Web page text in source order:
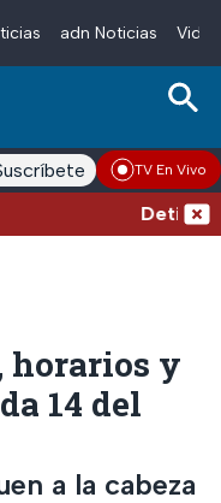
adn Noticias
adn Noticias RadioTV En Vivo
Detienen
horarios y
14 del
a la cabeza